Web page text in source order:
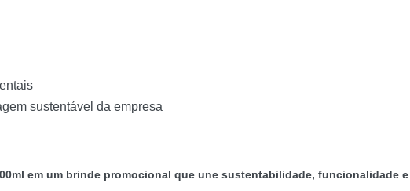
sustentável da empresa
em um brinde promocional que une sustentabilidade, funcionalidade